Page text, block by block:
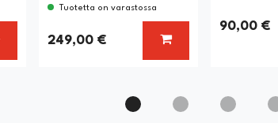
VALITSE VAIHTOEHTO
Tuotetta on varastossa
249,00 € LISÄÄ KORIIN
90,00 €